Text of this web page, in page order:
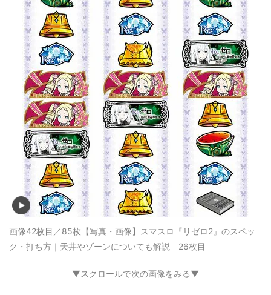
画像42枚目／85枚 【写真・画像】スマスロ『リゼロ2』のスペッ
ク・打ち方｜天井やゾーンについても解説 26枚目
▼スクロールで次の画像をみる▼